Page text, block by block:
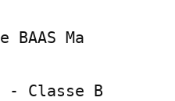
BAAS Ma
- Classe B